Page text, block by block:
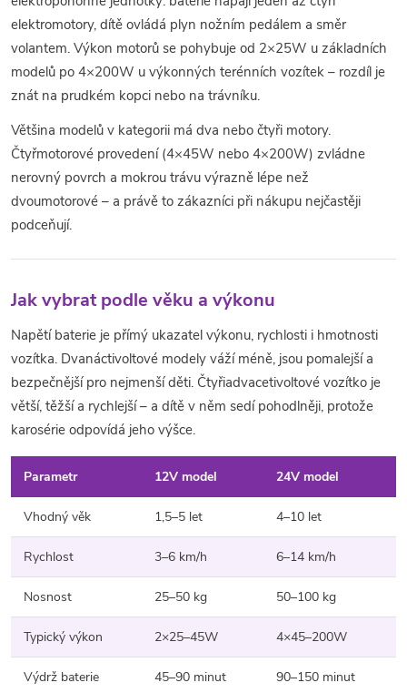
elektromotory, dítě ovládá plyn nožním pedálem a směr
volantem. Výkon motorů se pohybuje od 2×25W u základních
modelů po 4×200W u výkonných terénních vozítek – rozdíl je
znát na prudkém kopci nebo na trávníku.
Většina modelů v kategorii má dva nebo čtyři motory.
Čtyřmotorové provedení (4×45W nebo 4×200W) zvládne
nerovný povrch a mokrou trávu výrazně lépe než
dvoumotorové – a právě to zákazníci při nákupu nejčastěji
podceňují.
Jak vybrat podle věku a výkonu
Napětí baterie je přímý ukazatel výkonu, rychlosti i hmotnosti
vozítka. Dvanáctivoltové modely váží méně, jsou pomalejší a
bezpečnější pro nejmenší děti. Čtyřiadvacetivoltové vozítko je
větší, těžší a rychlejší – a dítě v něm sedí pohodlněji, protože
karosérie odpovídá jeho výšce.
Parametr 12V model 24V model
Vhodný věk 1,5–5 let 4–10 let
Rychlost 3–6 km/h 6–14 km/h
Nosnost 25–50 kg 50–100 kg
Typický výkon 2×25–45W 4×45–200W
Výdrž baterie 45–90 minut 90–150 minut